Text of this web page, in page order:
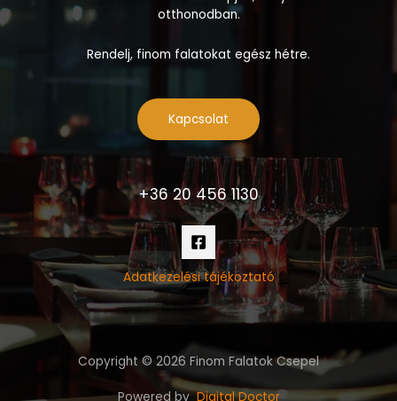
otthonodban.
Rendelj, finom falatokat egész hétre.
Kapcsolat
+36 20 456 1130
Adatkezelési tájékoztató
Copyright © 2026 Finom Falatok Csepel
Powered byDigital Doctor